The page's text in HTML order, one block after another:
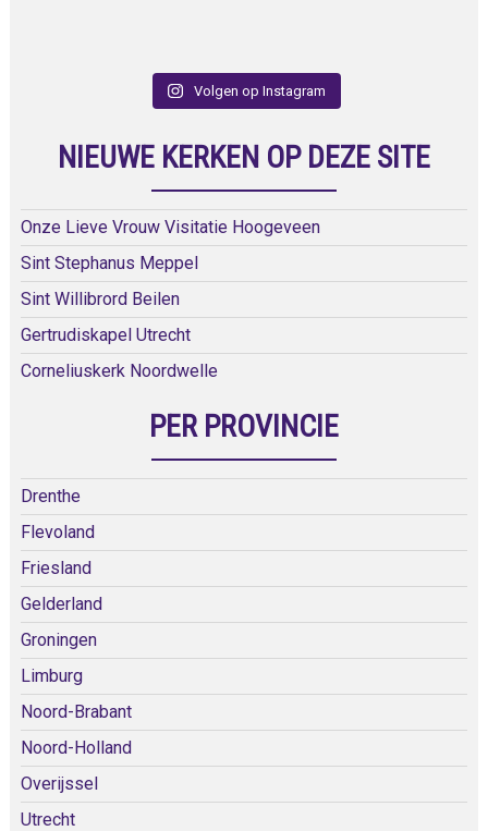
Volgen op Instagram
NIEUWE KERKEN OP DEZE SITE
Onze Lieve Vrouw Visitatie Hoogeveen
Sint Stephanus Meppel
Sint Willibrord Beilen
Gertrudiskapel Utrecht
Corneliuskerk Noordwelle
PER PROVINCIE
Drenthe
Flevoland
Friesland
Gelderland
Groningen
Limburg
Noord-Brabant
Noord-Holland
Overijssel
Utrecht